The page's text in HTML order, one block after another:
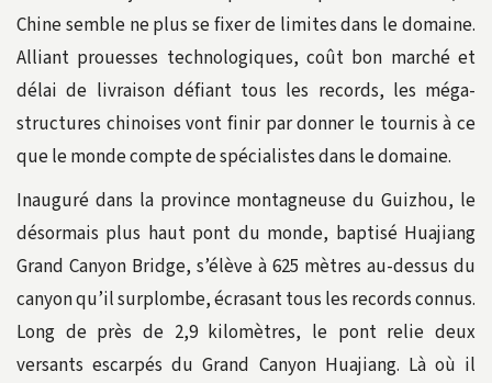
Chine semble ne plus se fixer de limites dans le domaine.
Alliant prouesses technologiques, coût bon marché et
délai de livraison défiant tous les records, les méga-
structures chinoises vont finir par donner le tournis à ce
que le monde compte de spécialistes dans le domaine.
Inauguré dans la province montagneuse du Guizhou, le
désormais plus haut pont du monde, baptisé Huajiang
Grand Canyon Bridge, s’élève à 625 mètres au-dessus du
canyon qu’il surplombe, écrasant tous les records connus.
Long de près de 2,9 kilomètres, le pont relie deux
versants escarpés du Grand Canyon Huajiang. Là où il